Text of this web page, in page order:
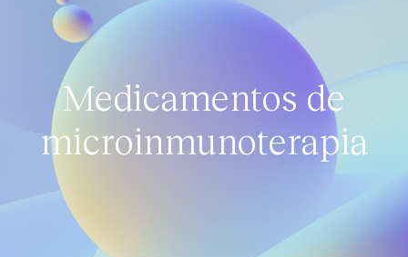
Medicamentos de
microinmunoterapia